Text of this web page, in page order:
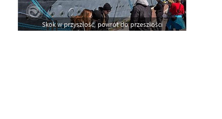
Skok w przyszłość, powrót do przeszłości